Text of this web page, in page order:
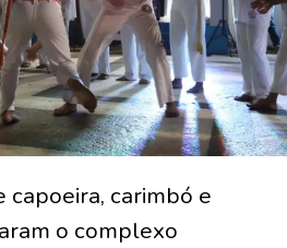
carimbó e
o complexo